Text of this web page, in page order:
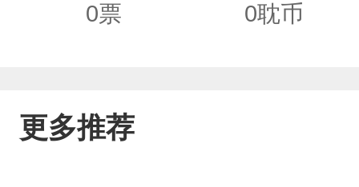
0票 0耽币
更多推荐